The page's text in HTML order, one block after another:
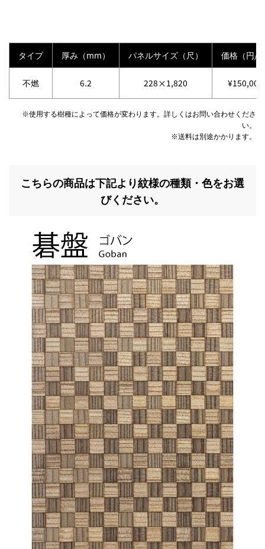
タイプ 厚み（mm） パネルサイズ（尺） 価格（円/
不燃 6.2 228×1,820
※使用する樹種によって価格が変わります。詳しくはお問い合わせくださ
い。
※送料は別途かかります。
こちらの商品は下記より紋様の種類・色をお選
びください。